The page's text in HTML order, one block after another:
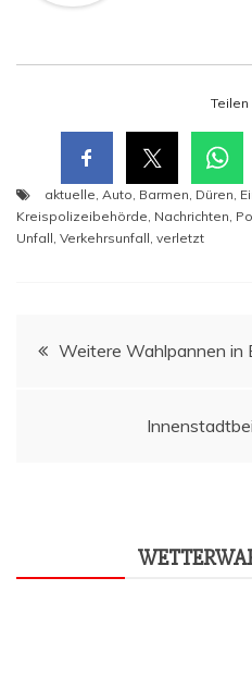
Tei­len
aktuelle, Auto, Barmen, Düren,
Kreispolizeibehörde, Nachrichten,
Unfall, Verkehrsunfall, verletzt
Wei­te­re Wahl­pan­nen in